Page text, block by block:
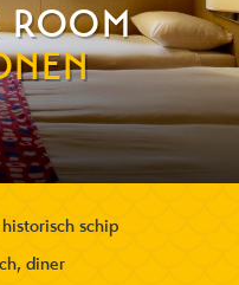
ROOM
schip
diner